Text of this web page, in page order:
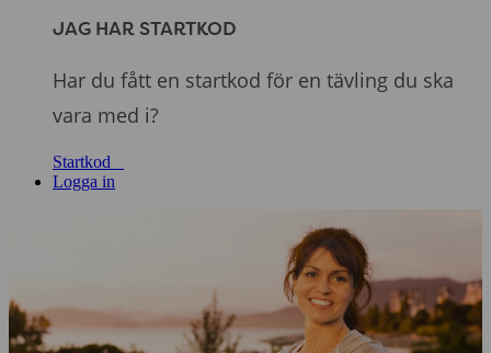
JAG HAR STARTKOD
Har du fått en startkod för en tävling du ska
vara med i?
Startkod
Logga in